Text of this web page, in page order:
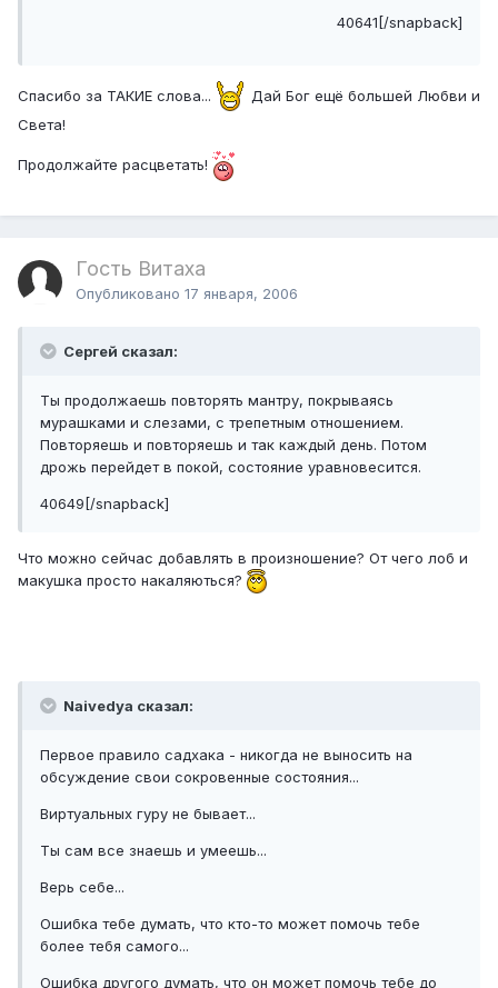
40641[/snapback]
Спасибо за ТАКИЕ слова...
Дай Бог ещё большей Любви и
Света!
Продолжайте расцветать!
Гость Витаха
Опубликовано 17 января, 2006
Сергей сказал:
Ты продолжаешь повторять мантру, покрываясь
мурашками и слезами, с трепетным отношением.
Повторяешь и повторяешь и так каждый день. Потом
дрожь перейдет в покой, состояние уравновесится.
40649[/snapback]
Что можно сейчас добавлять в произношение? От чего лоб и
макушка просто накаляються?
Naivedya сказал:
Первое правило садхака - никогда не выносить на
обсуждение свои сокровенные состояния...
Виртуальных гуру не бывает...
Ты сам все знаешь и умеешь...
Верь себе...
Ошибка тебе думать, что кто-то может помочь тебе
более тебя самого...
Ошибка другого думать, что он может помочь тебе до